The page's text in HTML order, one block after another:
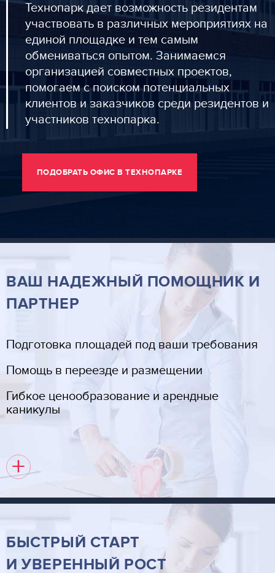
ПОДОБРАТЬ ОФИС В ТЕХНОПАРКЕ
Технопарк дает возможность резидентам
участвовать в различных мероприятиях на
единой площадке и тем самым
обмениваться опытом. Занимаемся
организацией совместных проектов,
помогаем с поиском потенциальных
клиентов и заказчиков среди резидентов и
участников технопарка.
ВАШ НАДЕЖНЫЙ ПОМОЩНИК И
ПАРТНЕР
Подготовка площадей под ваши требования
Помощь в переезде и размещении
Гибкое ценообразование и арендные
каникулы
+
БЫСТРЫЙ СТАРТ
И УВЕРЕННЫЙ РОСТ